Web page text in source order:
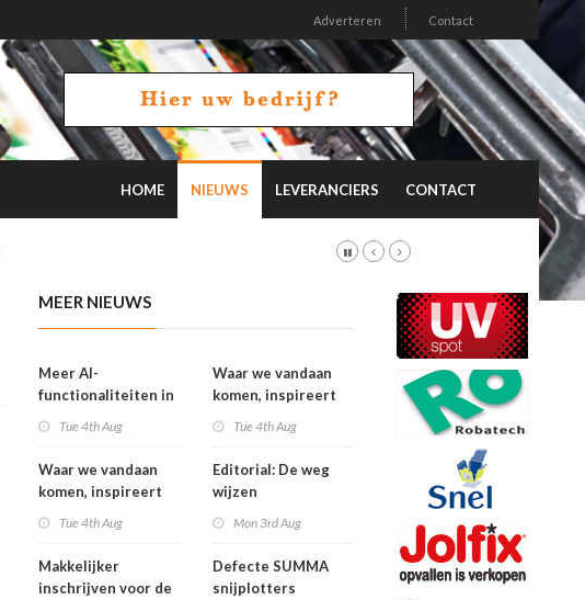
Adverteren Contact
HOME NIEUWS LEVERANCIERS CONTACT
MEER NIEUWS
Meer AI-
functionaliteiten in
Tue 4th Aug
Waar we vandaan
komen, inspireert
Tue 4th Aug
Makkelijker
inschrijven voor de
Waar we vandaan
komen, inspireert
Tue 4th Aug
Editorial: De weg
wijzen
Mon 3rd Aug
Defecte SUMMA
snijplotters